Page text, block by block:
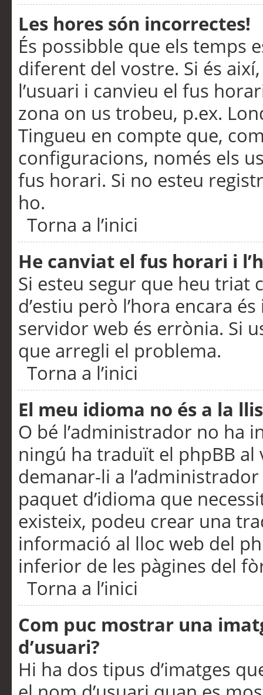
Les hores són incorrectes!
És possibble que els temps
diferent del vostre. Si és
l’usuari i canvieu el fus
zona on us trobeu, p.ex.
Tingueu en compte que,
configuracions, només els
fus horari. Si no esteu
ho.
Torna a l’inici
He canviat el fus horari i
Si esteu segur que heu triat
d’estiu però l’hora encara
servidor web és errònia. Si
que arregli el problema.
Torna a l’inici
El meu idioma no és a la
O bé l’administrador no ha
ningú ha traduït el phpBB
demanar-li a
paquet d’idioma que
existeix, podeu crear una
informació al lloc web del
inferior de les pàgines del
Torna a l’inici
Com puc mostrar una
d’usuari?
Hi ha dos tipus d’imatges